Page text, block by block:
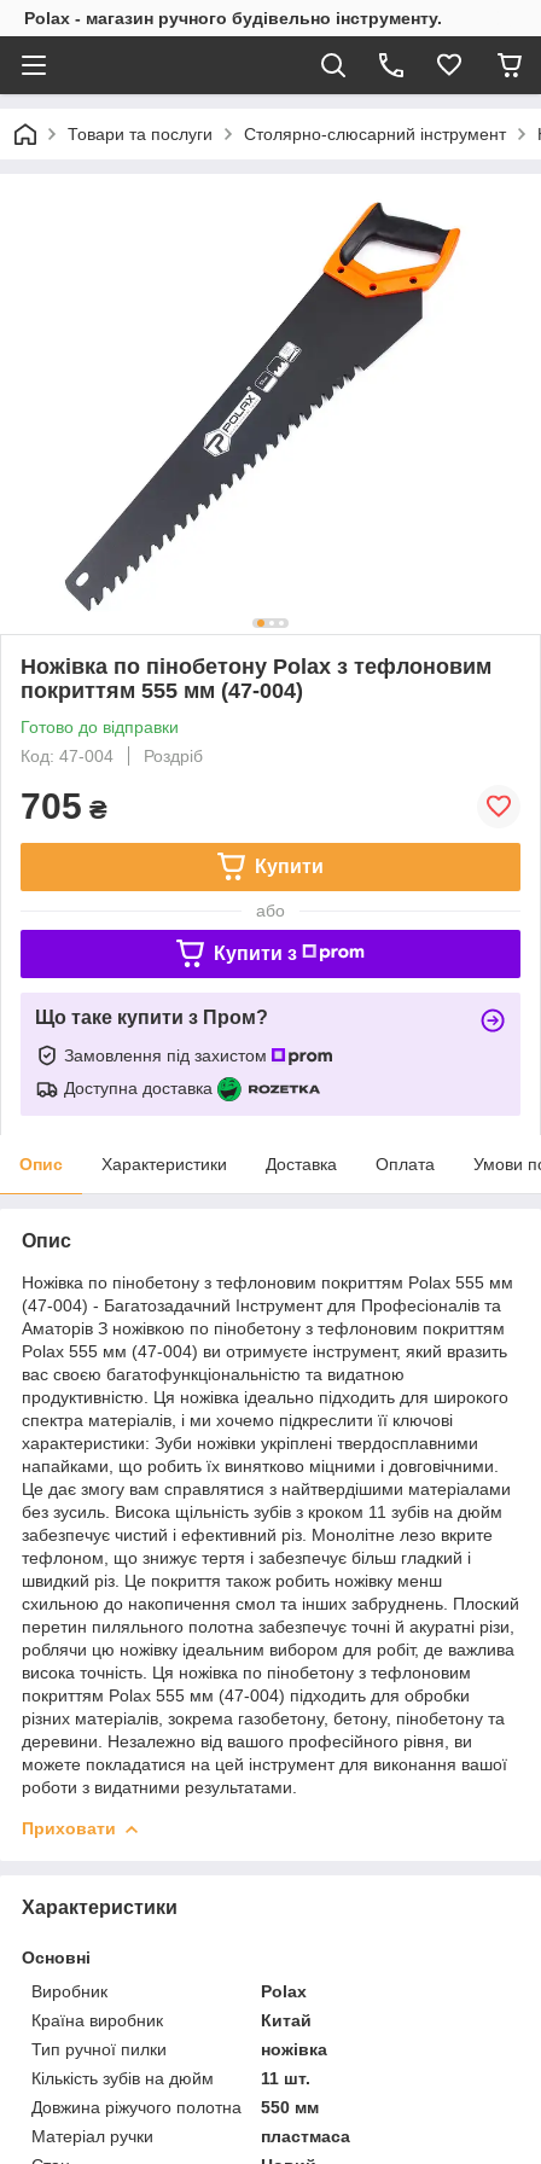
Polax - магазин ручного будівельно інструменту.
Товари та послуги Столярно-слюсарний інструмент
Ножівка по пінобетону Polax з тефлоновим
покриттям 555 мм (47-004)
Готово до відправки
Код: 47-004
Роздріб
705 ₴
Купити
або
Купити з
Що таке купити з Пром?
Замовлення під захистом
Доступна доставка
Опис Характеристики Доставка Оплата Умови
Опис
Ножівка по пінобетону з тефлоновим покриттям Polax 555 мм
(47-004) - Багатозадачний Інструмент для Професіоналів та
Аматорів З ножівкою по пінобетону з тефлоновим покриттям
Polax 555 мм (47-004) ви отримуєте інструмент, який вразить
вас своєю багатофункціональністю та видатною
продуктивністю. Ця ножівка ідеально підходить для широкого
спектра матеріалів, і ми хочемо підкреслити її ключові
характеристики: Зуби ножівки укріплені твердосплавними
напайками, що робить їх винятково міцними і довговічними.
Це дає змогу вам справлятися з найтвердішими матеріалами
без зусиль. Висока щільність зубів з кроком 11 зубів на дюйм
забезпечує чистий і ефективний різ. Монолітне лезо вкрите
тефлоном, що знижує тертя і забезпечує більш гладкий і
швидкий різ. Це покриття також робить ножівку менш
схильною до накопичення смол та інших забруднень. Плоский
перетин пиляльного полотна забезпечує точні й акуратні різи,
роблячи цю ножівку ідеальним вибором для робіт, де важлива
висока точність. Ця ножівка по пінобетону з тефлоновим
покриттям Polax 555 мм (47-004) підходить для обробки
різних матеріалів, зокрема газобетону, бетону, пінобетону та
деревини. Незалежно від вашого професійного рівня, ви
можете покладатися на цей інструмент для виконання вашої
роботи з видатними результатами.
Приховати
Характеристики
Основні
Виробник
Polax
Країна виробник
Китай
Тип ручної пилки
ножівка
Кількість зубів на дюйм
11 шт.
Довжина ріжучого полотна
550 мм
Матеріал ручки
пластмаса